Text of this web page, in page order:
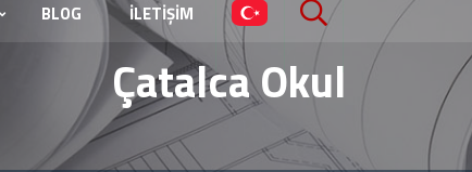
BLOG İLETİŞİM
Çatalca Okul